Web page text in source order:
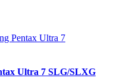
Ultra 7 SLG/SLXG